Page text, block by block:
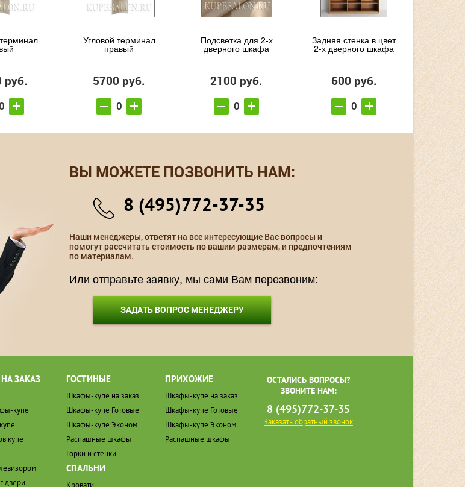
руб.
Угловой терминал
правый
5700 руб.
Подсветка для 2-х
дверного шкафа
2100 руб.
Задняя стенка в цвет
2-х дверного шкафа
600 руб.
ВЫ МОЖЕТЕ ПОЗВОНИТЬ НАМ:
8 (495)772-37-35
Наши менеджеры, ответят на все интересующие Вас вопросы и
помогут рассчитать стоимость по вашим размерам, и предпочтениям
по материалам.
Или отправьте заявку, мы сами Вам перезвоним:
ЗАДАТЬ ВОПРОС МЕНЕДЖЕРУ
ЗАКАЗ
купе
купе
двери
ГОСТИНЫЕ
Шкафы-купе на заказ
Шкафы-купе Готовые
Шкафы-купе Эконом
Распашные шкафы
Горки и стенки
СПАЛЬНИ
Кровати
ПРИХОЖИЕ
Шкафы-купе на заказ
Шкафы-купе Готовые
Шкафы-купе Эконом
Распашные шкафы
ОСТАЛИСЬ ВОПРОСЫ?
ЗВОНИТЕ НАМ:
8 (495)772-37-35
Заказать обратный звонок